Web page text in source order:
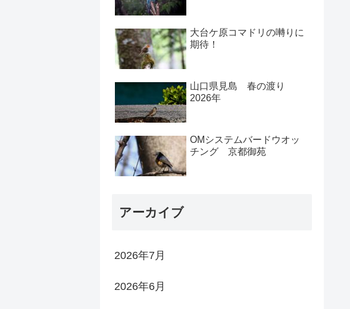
大台ケ原コマドリの囀りに
期待！
山口県見島 春の渡り
2026年
OMシステムバードウオッ
チング 京都御苑
アーカイブ
2026年7月
2026年6月